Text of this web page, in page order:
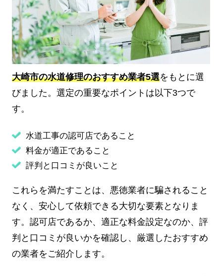
大崎市の水道修理のおすすめ業者5選をもとに選
びました。選定の重要なポイントは以下3つで
す。
水道工事の認可店であること
料金が適正であること
評判と口コミが良いこと
これらを満たすことは、悪徳業者に騙されること
なく、安心して依頼できる大切な要素となりま
す。認可店であるか、適正な料金設定なのか、評
判と口コミが良いかを確認し、厳選したおすすめ
の業者をご紹介します。